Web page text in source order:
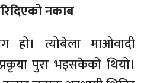
नकाब
हो। त्योबेला माओवादी
पुरा भइसकेको थियो।